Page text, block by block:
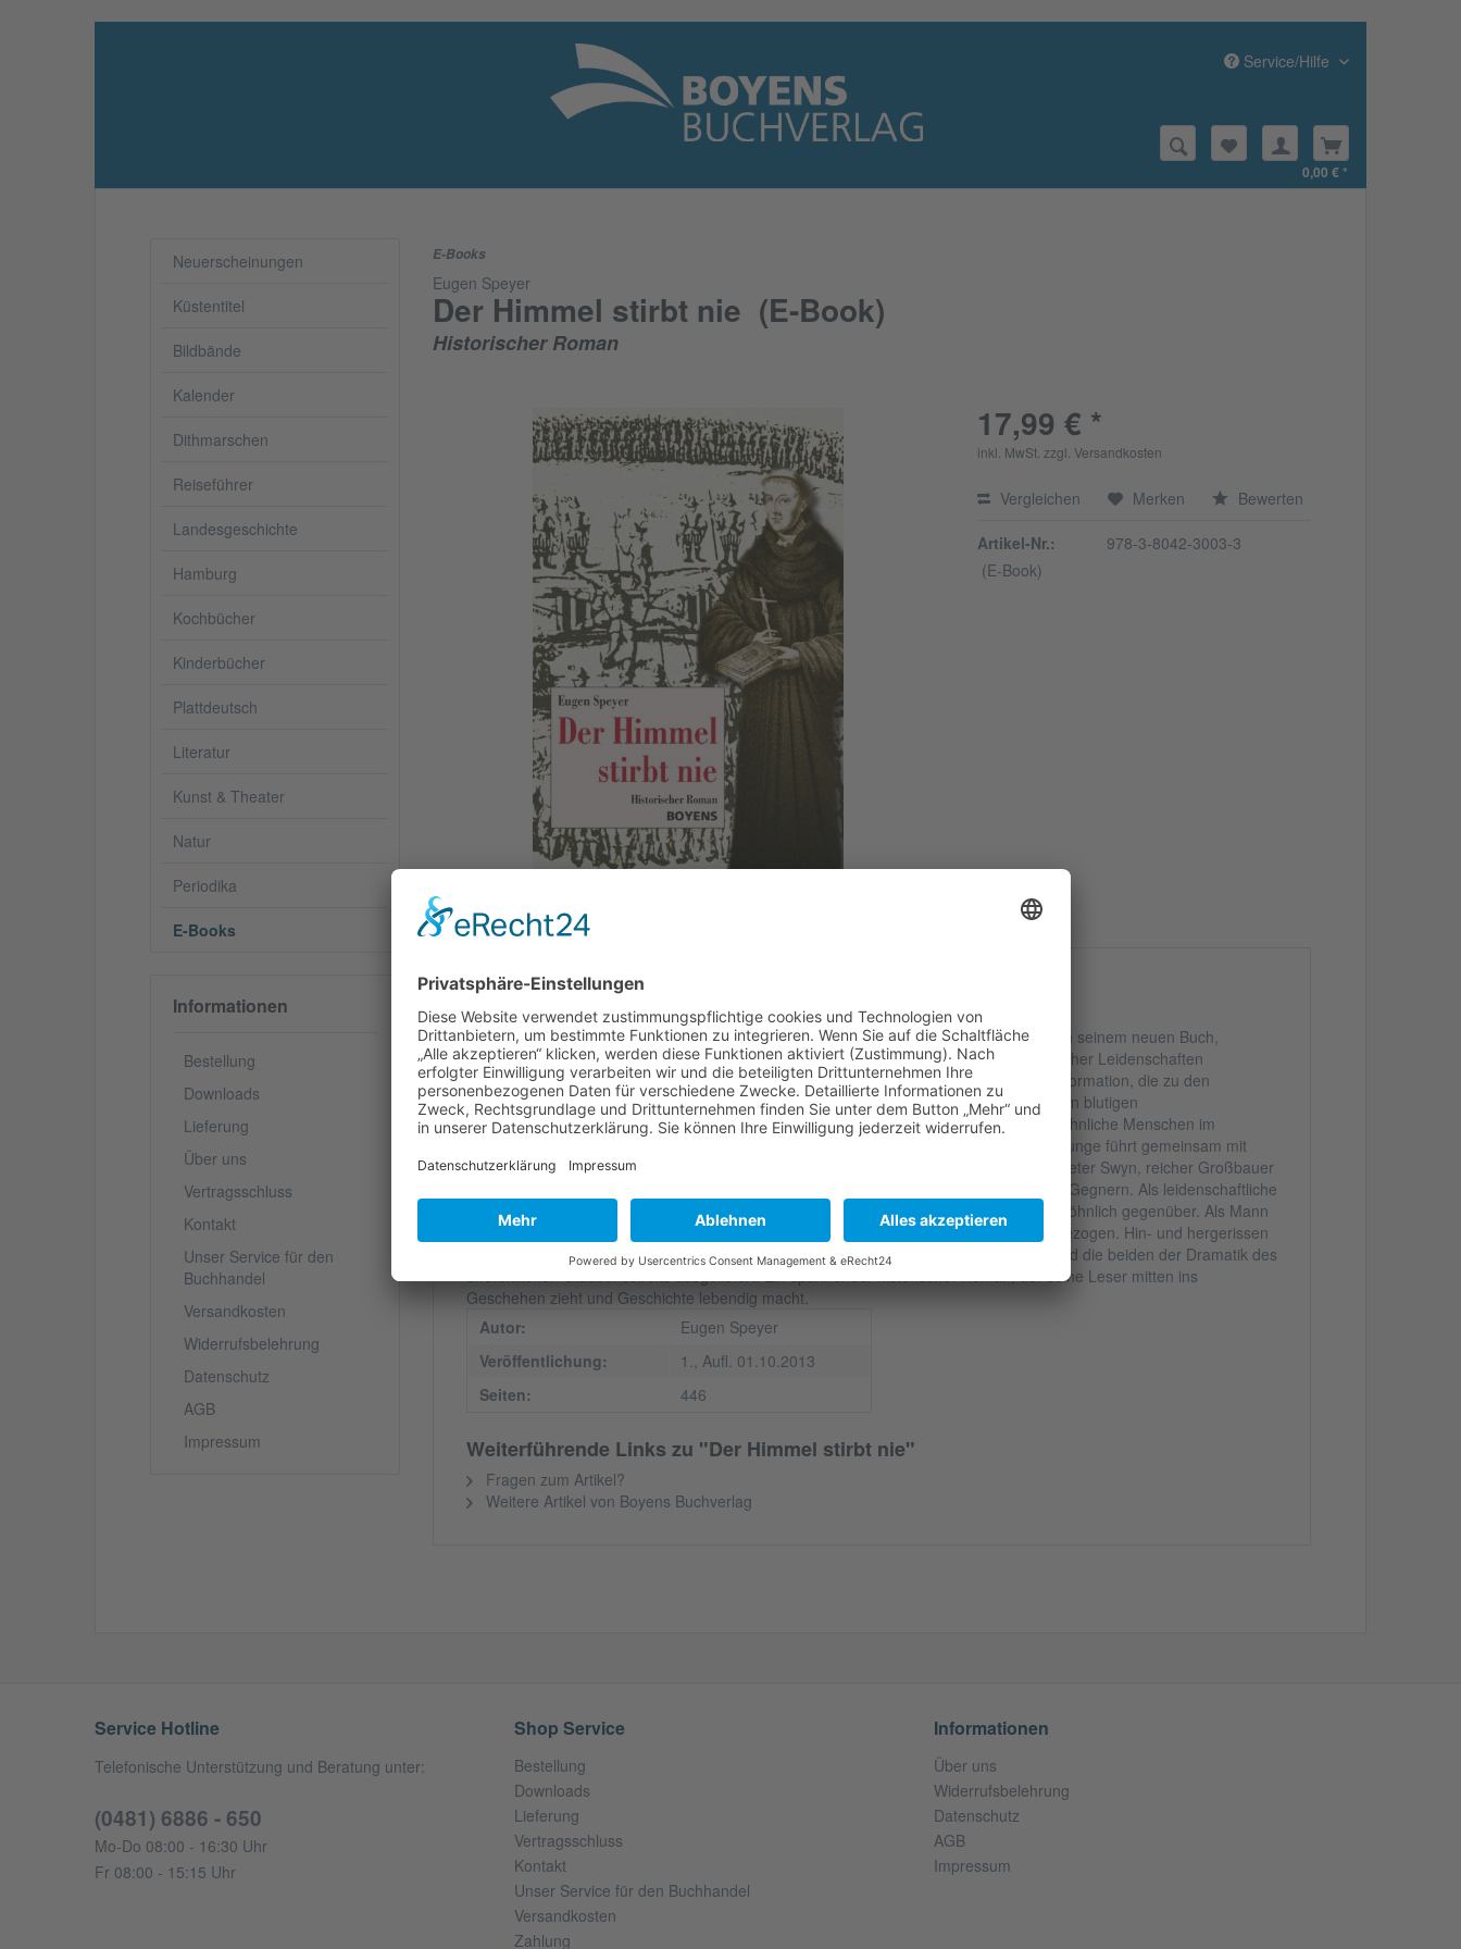
Service/Hilfe
0,00 € *
Neuerscheinungen
Küstentitel
Bildbände
Kalender
Dithmarschen
Reiseführer
Landesgeschichte
Hamburg
Kochbücher
Kinderbücher
Plattdeutsch
Literatur
Kunst & Theater
Natur
Periodika
E-Books
Informationen
Bestellung
Downloads
Lieferung
Über uns
Vertragsschluss
Kontakt
Unser Service für den
Buchhandel
Versandkosten
Widerrufsbelehrung
Datenschutz
AGB
Impressum
E-Books
Eugen Speyer
Der Himmel stirbt nie (E-Book)
Historischer Roman
17,99 € *
inkl. MwSt. zzgl. Versandkosten
Vergleichen Merken Bewerten
Artikel-Nr.:
978-3-8042-3003-3
(E-Book)
Beschreibung
Der Himmel stirbt nie
Wie in seinem erfolgreichen Roman „Wind der Freiheit“ gelingt es Eugen Speyer auch in seinem neuen Buch,
historische Ereignisse aus der Dithmarscher Geschichte vor dem Hintergrund menschlicher Leidenschaften
darzustellen. Der Autor erzählt spannend und in bildhafter Sprache von der Zeit der Reformation, die zu den
schwärzesten Kapiteln in der Geschichte der Bauernrepublik Dithmarschen zählt. Bei den blutigen
Auseinandersetzungen um die „richtige“ Religion im Lande stehen sich zwei außergewöhnliche Menschen im
Zentrum des dramatischen Geschehens gegenüber. Die streitbare Lutheranerin Wibe Junge führt gemeinsam mit
dem Meldorfer Geistlichen Nicolaus Boie die religiöse Reformbewegung im Lande an. Peter Swyn, reicher Großbauer
und angesehener Regent des Landes, zählt als eifernder Katholik zu ihren erbittertsten Gegnern. Als leidenschaftliche
Verfechter ihrer miteinander verfeindeten Glaubensrichtungen stehen sich beide unversöhnlich gegenüber. Als Mann
und Frau fühlen Wibe Junge und Peter Swyn sich jedoch schicksalhaft zueinander hingezogen. Hin- und hergerissen
von ihrer Liebe auf der einen und ihrer religiösen Feindschaft auf der anderen Seite, sind die beiden der Dramatik des
unerbittlichen Glaubensstreits ausgeliefert. Ein spannender historischer Roman, der seine Leser mitten ins
Geschehen zieht und Geschichte lebendig macht.
Autor:
Eugen Speyer
Veröffentlichung:
1., Aufl. 01.10.2013
Seiten:
446
Weiterführende Links zu "Der Himmel stirbt nie"
Fragen zum Artikel?
Weitere Artikel von Boyens Buchverlag
Service Hotline
Telefonische Unterstützung und Beratung unter:
(0481) 6886 - 650
Mo-Do 08:00 - 16:30 Uhr
Fr 08:00 - 15:15 Uhr
Shop Service
Bestellung
Downloads
Lieferung
Vertragsschluss
Kontakt
Unser Service für den Buchhandel
Versandkosten
Zahlung
Informationen
Über uns
Widerrufsbelehrung
Datenschutz
AGB
Impressum